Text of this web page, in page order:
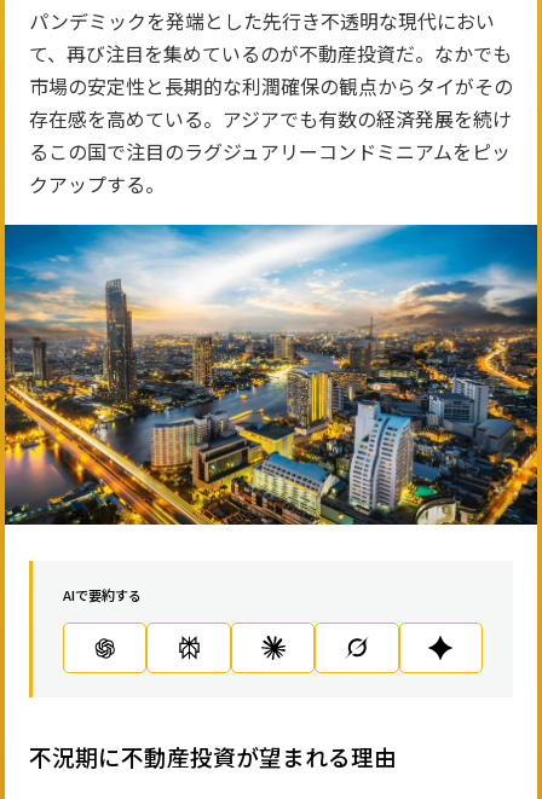
パンデミックを発端とした先行き不透明な現代におい
て、再び注目を集めているのが不動産投資だ。なかでも
市場の安定性と長期的な利潤確保の観点からタイがその
存在感を高めている。アジアでも有数の経済発展を続け
るこの国で注目のラグジュアリーコンドミニアムをピッ
クアップする。
AIで要約する
不況期に不動産投資が望まれる理由